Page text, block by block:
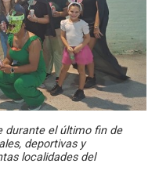
durante el último fin de
deportivas y
localidades del